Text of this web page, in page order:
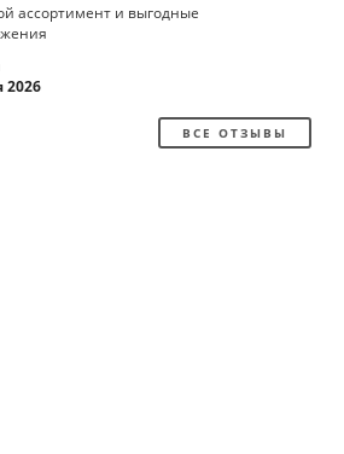
ассортимент и выгодные
2026
ВСЕ ОТЗЫВЫ